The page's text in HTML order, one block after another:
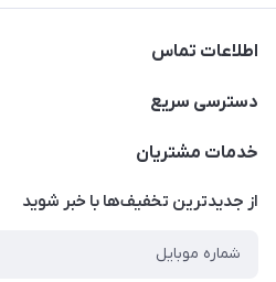
اطلاعات تماس
09307677708
دسترسی سریع
حساب کاربری
درباره ما
خدمات مشتریان
قوانین و مقررات
از جدید‌ترین تخفیف‌ها با‌ خبر شوید